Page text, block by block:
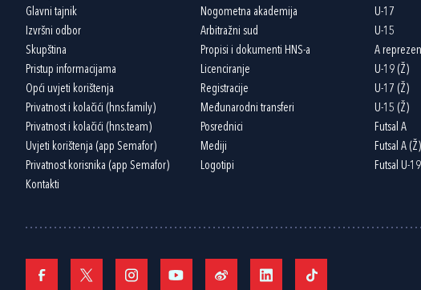
Glavni tajnik
Izvršni odbor
Skupština
Pristup informacijama
Opći uvjeti korištenja
Privatnost i kolačići (hns.family)
Privatnost i kolačići (hns.team)
Uvjeti korištenja (app Semafor)
Privatnost korisnika (app Semafor)
Kontakti
Nogometna akademija
Arbitražni sud
Propisi i dokumenti HNS-a
Licenciranje
Registracije
Međunarodni transferi
Posrednici
Mediji
Logotipi
U-17
U-15
A
U-19 (Ž)
U-17 (Ž)
U-15 (Ž)
Futsal A
Futsal A (Ž)
Futsal U-19